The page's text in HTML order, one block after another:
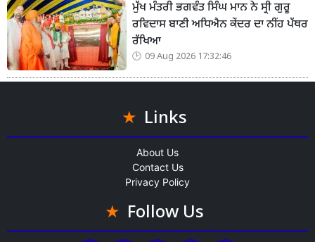
ਮੁੱਖ ਮੰਤਰੀ ਭਗਵੰਤ ਸਿੰਘ ਮਾਨ ਨੇ ਸ੍ਰੀ ਗੁਰੂ
ਰਵਿਦਾਸ ਬਾਣੀ ਅਧਿਐਨ ਕੇਂਦਰ ਦਾ ਨੀਂਹ ਪੱਥਰ
ਰੱਖਿਆ
09 Aug 2026 17:32:46
Links
About Us
Contact Us
Privacy Policy
Follow Us